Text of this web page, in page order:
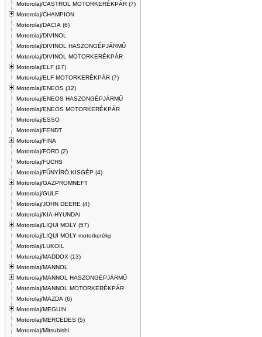
Motorolaj/CASTROL MOTORKERÉKPÁR (7)
Motorolaj/CHAMPION
Motorolaj/DACIA (6)
Motorolaj/DIVINOL
Motorolaj/DIVINOL HASZONGÉPJÁRMŰ
Motorolaj/DIVINOL MOTORKERÉKPÁR
Motorolaj/ELF (17)
Motorolaj/ELF MOTORKERÉKPÁR (7)
Motorolaj/ENEOS (32)
Motorolaj/ENEOS HASZONGÉPJÁRMŰ
Motorolaj/ENEOS MOTORKERÉKPÁR
Motorolaj/ESSO
Motorolaj/FENDT
Motorolaj/FINA
Motorolaj/FORD (2)
Motorolaj/FUCHS
Motorolaj/FŰNYÍRÓ,KISGÉP (4)
Motorolaj/GAZPROMNEFT
Motorolaj/GULF
Motorolaj/JOHN DEERE (4)
Motorolaj/KIA-HYUNDAI
Motorolaj/LIQUI MOLY (57)
Motorolaj/LIQUI MOLY motorkerékp
Motorolaj/LUKOIL
Motorolaj/MADDOX (13)
Motorolaj/MANNOL
Motorolaj/MANNOL HASZONGÉPJÁRMŰ
Motorolaj/MANNOL MOTORKERÉKPÁR
Motorolaj/MAZDA (6)
Motorolaj/MEGUIN
Motorolaj/MERCEDES (5)
Motorolaj/Mitsubishi